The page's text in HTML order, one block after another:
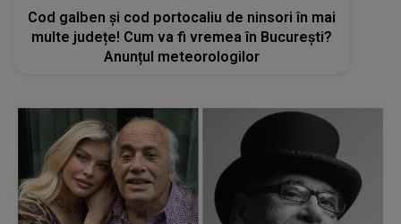
Cod galben și cod portocaliu de ninsori în mai
multe județe! Cum va fi vremea în București?
Anunțul meteorologilor